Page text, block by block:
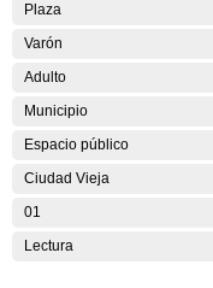
Plaza
Varón
Adulto
Municipio
Espacio público
Ciudad Vieja
01
Lectura